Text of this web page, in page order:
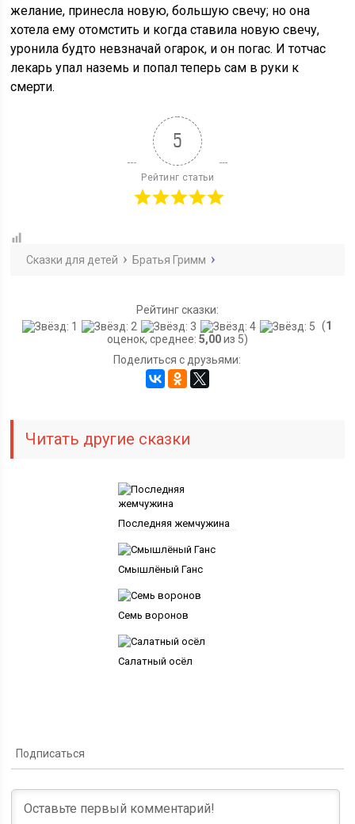
желание, принесла новую, большую свечу; но она
хотела ему отомстить и когда ставила новую свечу,
уронила будто невзначай огарок, и он погас. И тотчас
лекарь упал наземь и попал теперь сам в руки к
смерти.
5
Рейтинг статьи
Сказки для детей Братья Гримм
Рейтинг сказки:
(1
оценок, среднее: 5,00из 5)
Поделиться с друзьями:
Читать другие сказки
Последняя жемчужина
Смышлёный Ганс
Семь воронов
Салатный осёл
Подписаться